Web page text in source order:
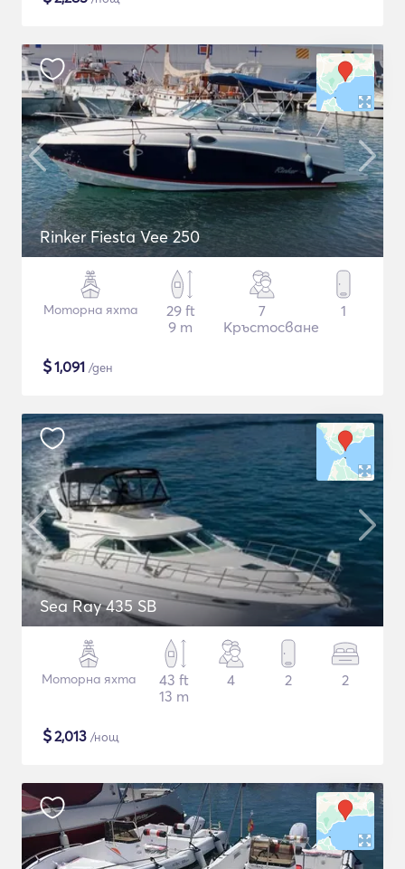
Rinker Fiesta Vee 250
Моторна яхта
29 ft
9 m
7
Кръстосване
1
$1,091 /ден
Sea Ray 435 SB
Моторна яхта
43 ft
13 m
4 2 2
$2,013 /нощ